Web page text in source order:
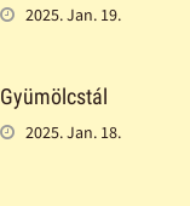
2025. Jan. 19.
Gyümölcstál
2025. Jan. 18.